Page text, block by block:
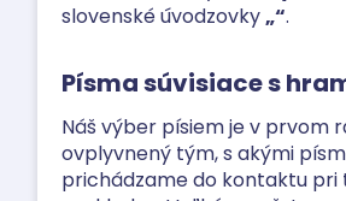
slovenské úvodzovky„“.
Písma súvisiace s
Náš výber písiem je v prvom
ovplyvnený tým, s akými
prichádzame do kontaktu pri